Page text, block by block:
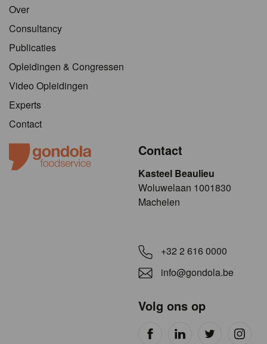
Over
Consultancy
Publicaties
Opleidingen & Congressen
Video Opleidingen
Experts
Contact
Contact
Kasteel Beaulieu
​​​Woluwelaan 1001830
Machelen
+32 2 616 0000
info@gondola.be
Volg ons op